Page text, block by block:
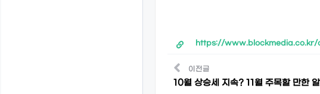
https://www.blockmedia.co.kr/
이전글
10월 상승세 지속? 11월 주목할 만한